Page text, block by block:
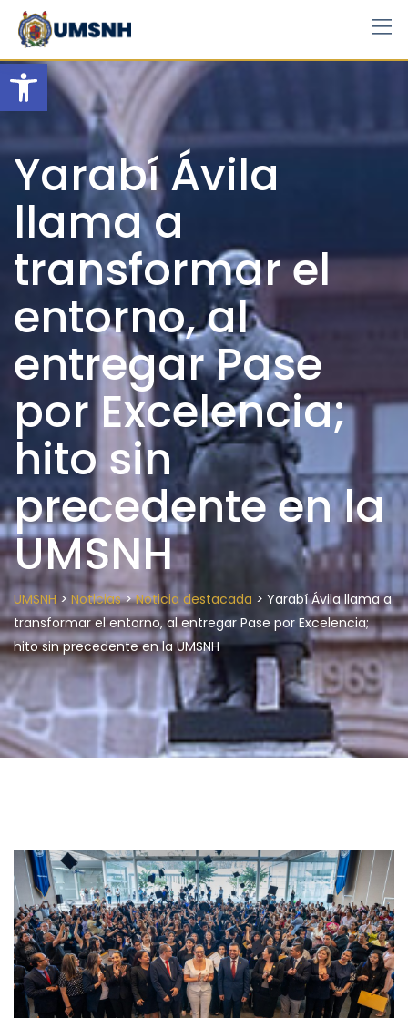
Open toolbar
Skip
content
Yarabí Ávila
llama a
transformar el
entorno, al
entregar Pase
por Excelencia;
hito sin
precedente en la
UMSNH
UMSNH > Noticias>Noticia destacada > Yarabí Ávila llama a
transformar el entorno, al entregar Pase por Excelencia;
hito sin precedente en la UMSNH